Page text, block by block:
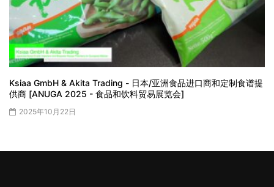
Ksiaa GmbH & Akita Trading - 日本/亚洲食品进口商和定制食谱提
供商 [ANUGA 2025 - 食品和饮料贸易展览会]
2025年10月22日